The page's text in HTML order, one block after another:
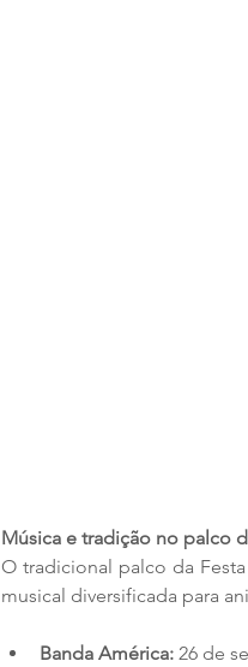
Música e tradição no palco
O tradicional palco da
musical diversificada para
Banda América: 26 de